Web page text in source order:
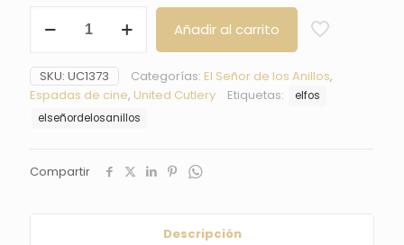
Altos
El
Señor
de
los
United
Añadir al carrito
SKU: UC1373 Categorías: El Señor de los Anillos,
Espadas de cine, United Cutlery Etiquetas:
elfos
elseñordelosanillos
Compartir
Descripción